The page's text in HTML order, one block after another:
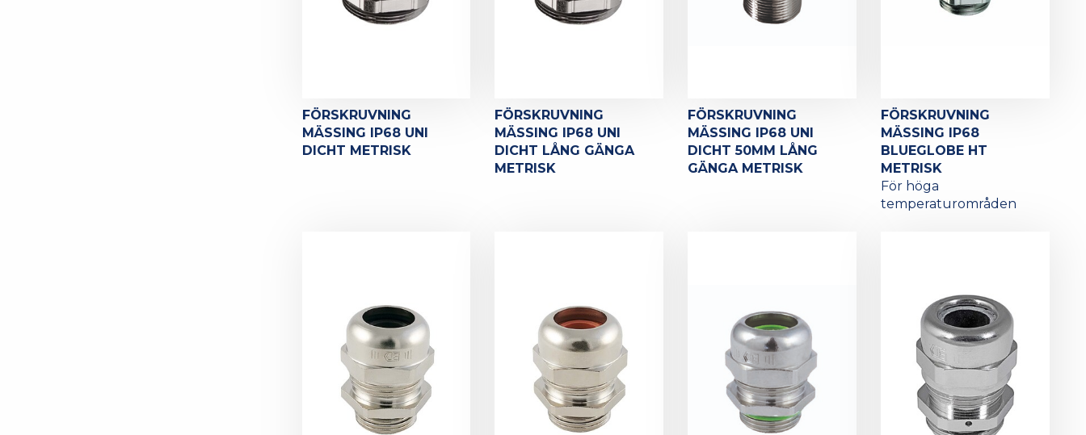
FÖRSKRUVNING
MÄSSING IP68 UNI
DICHT METRISK
FÖRSKRUVNING
MÄSSING IP68 UNI
DICHT LÅNG GÄNGA
METRISK
FÖRSKRUVNING
MÄSSING IP68 UNI
DICHT 50MM LÅNG
GÄNGA METRISK
FÖRSKRUVNING
MÄSSING IP68
BLUEGLOBE HT
METRISK
För höga
temperaturområden